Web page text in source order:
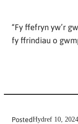
“Fy ffefryn yw’r
fy ffrindiau o
PostedHydref 10, 2024